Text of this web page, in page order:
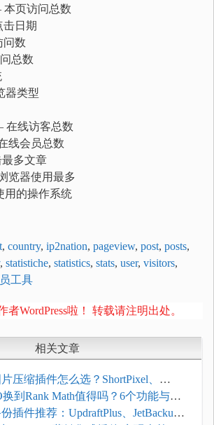
本页访问总数
击日期
问数
总数
器类型
在线访客总数
线会员总数
最多文章
览器使用最多
用的操作系统
, country, ip2nation, pageview, post, posts,
, statistiche, statistics, stats, user, visitors,
工具
者WordPress啦！ 转载请注明出处。
相关文章
片压缩插件怎么选？ShortPixel、
和EWWW全面对比
换到Rank Math值得吗？6个功能与切
份插件推荐：UpdraftPlus、JetBackup